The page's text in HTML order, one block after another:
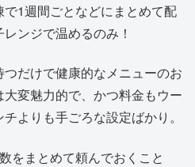
1週間ごとなどにまとめて配
ンジで温めるのみ！
だけで健康的なメニューのお
変魅力的で、かつ料金もウー
よりも手ごろな設定ばかり。
をまとめて頼んでおくこと